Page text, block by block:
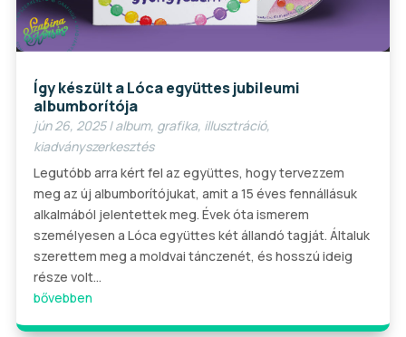
00:00
Így készült a Lóca együttes jubileumi
albumborítója
jún 26, 2025|album, grafika, illusztráció,
kiadványszerkesztés
Legutóbb arra kért fel az együttes, hogy tervezzem
meg az új albumborítójukat, amit a 15 éves fennállásuk
alkalmából jelentettek meg. Évek óta ismerem
személyesen a Lóca együttes két állandó tagját. Általuk
szerettem meg a moldvai tánczenét, és hosszú ideig
része volt...
bővebben